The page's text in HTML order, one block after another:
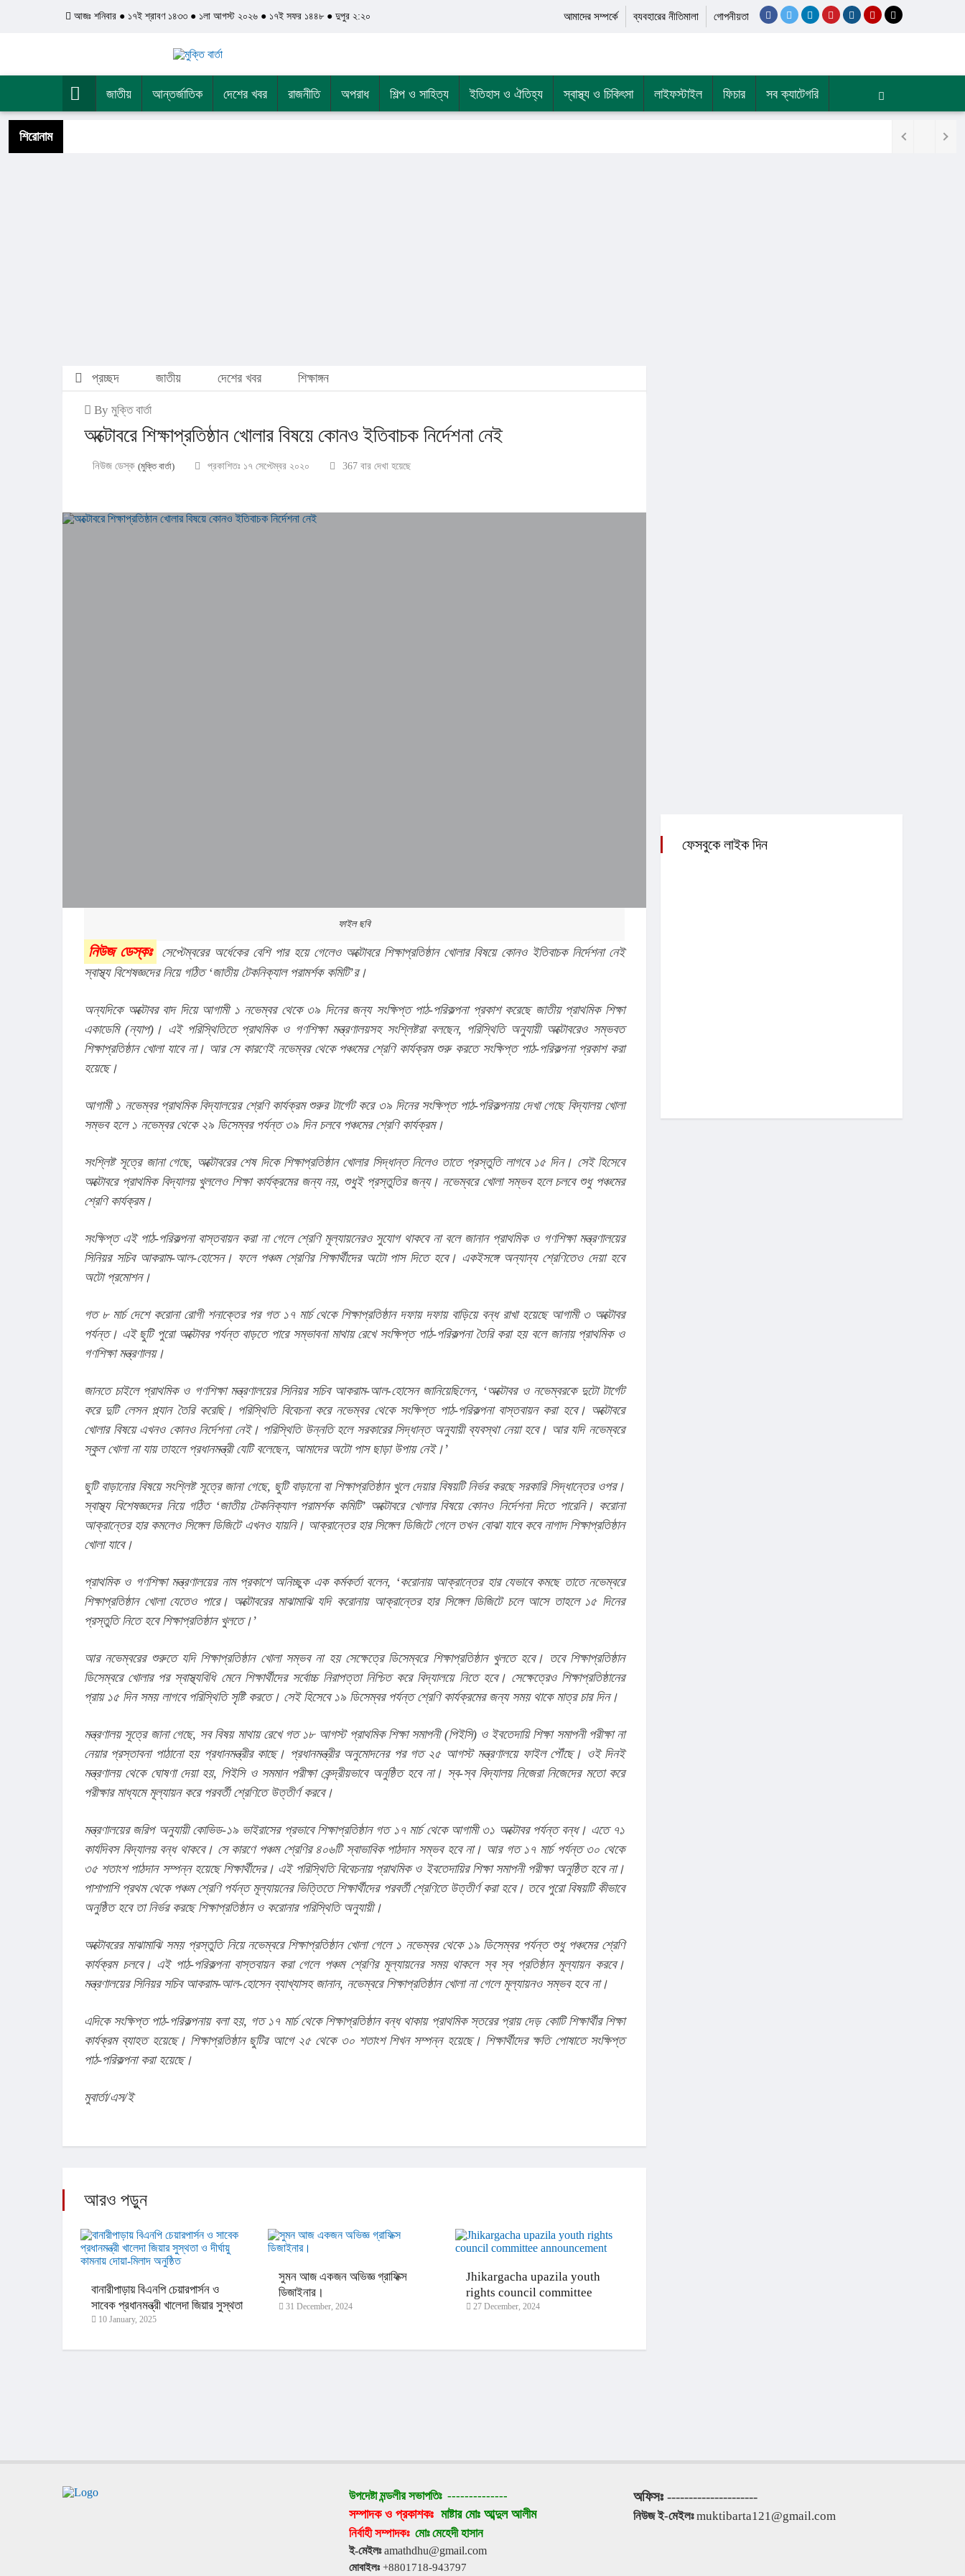
আজঃ শনিবার ● ১৭ই শ্রাবণ ১৪৩৩ ● ১লা আগস্ট ২০২৬ ● ১৭ই সফর ১৪৪৮ ● দুপুর ২:২০ আমাদের সম্পর্কে ব্যবহারের নীতিমালা গোপনীয়তা
জাতীয় আন্তর্জাতিক দেশের খবর রাজনীতি অপরাধ শিল্প ও সাহিত্য ইতিহাস ও ঐতিহ্য স্বাস্থ্য ও চিকিৎসা লাইফস্টাইল ফিচার সব ক্যাটেগরি
শিরোনাম
প্রচ্ছদ জাতীয় দেশের খবর শিক্ষাঙ্গন
By মুক্তি বার্তা
অক্টোবরে শিক্ষাপ্রতিষ্ঠান খোলার বিষয়ে কোনও ইতিবাচক নির্দেশনা নেই
নিউজ ডেস্ক (মুক্তি বার্তা) প্রকাশিতঃ ১৭ সেপ্টেম্বর ২০২০ 367 বার দেখা হয়েছে
ফাইল ছবি
নিউজ ডেস্কঃ
সেপ্টেম্বরের অর্ধেকের বেশি পার হয়ে গেলেও অক্টোবরে শিক্ষাপ্রতিষ্ঠান খোলার বিষয়ে কোনও ইতিবাচক নির্দেশনা নেই
স্বাস্থ্য বিশেষজ্ঞদের নিয়ে গঠিত ‘জাতীয় টেকনিক্যাল পরামর্শক কমিটি’র।
অন্যদিকে অক্টোবর বাদ দিয়ে আগামী ১ নভেম্বর থেকে ৩৯ দিনের জন্য সংক্ষিপ্ত পাঠ-পরিকল্পনা প্রকাশ করেছে জাতীয় প্রাথমিক শিক্ষা
একাডেমি (ন্যাপ)। এই পরিস্থিতিতে প্রাথমিক ও গণশিক্ষা মন্ত্রণালয়সহ সংশ্লিষ্টরা বলছেন, পরিস্থিতি অনুযায়ী অক্টোবরেও সম্ভবত
শিক্ষাপ্রতিষ্ঠান খোলা যাবে না। আর সে কারণেই নভেম্বর থেকে পঞ্চমের শ্রেণি কার্যক্রম শুরু করতে সংক্ষিপ্ত পাঠ-পরিকল্পনা প্রকাশ করা
হয়েছে।
আগামী ১ নভেম্বর প্রাথমিক বিদ্যালয়ের শ্রেণি কার্যক্রম শুরুর টার্গেট করে ৩৯ দিনের সংক্ষিপ্ত পাঠ-পরিকল্পনায় দেখা গেছে বিদ্যালয় খোলা
সম্ভব হলে ১ নভেম্বর থেকে ২৯ ডিসেম্বর পর্যন্ত ৩৯ দিন চলবে পঞ্চমের শ্রেণি কার্যক্রম।
সংশ্লিষ্ট সূত্রে জানা গেছে, অক্টোবরের শেষ দিকে শিক্ষাপ্রতিষ্ঠান খোলার সিদ্ধান্ত নিলেও তাতে প্রস্তুতি লাগবে ১৫ দিন। সেই হিসেবে
অক্টোবরে প্রাথমিক বিদ্যালয় খুললেও শিক্ষা কার্যক্রমের জন্য নয়, শুধুই প্রস্তুতির জন্য। নভেম্বরে খোলা সম্ভব হলে চলবে শুধু পঞ্চমের
শ্রেণি কার্যক্রম।
সংক্ষিপ্ত এই পাঠ-পরিকল্পনা বাস্তবায়ন করা না গেলে শ্রেণি মূল্যায়নেরও সুযোগ থাকবে না বলে জানান প্রাথমিক ও গণশিক্ষা মন্ত্রণালয়ের
সিনিয়র সচিব আকরাম-আল-হোসেন। ফলে পঞ্চম শ্রেণির শিক্ষার্থীদের অটো পাস দিতে হবে। একইসঙ্গে অন্যান্য শ্রেণিতেও দেয়া হবে
অটো প্রমোশন।
গত ৮ মার্চ দেশে করোনা রোগী শনাক্তের পর গত ১৭ মার্চ থেকে শিক্ষাপ্রতিষ্ঠান দফায় দফায় বাড়িয়ে বন্ধ রাখা হয়েছে আগামী ৩ অক্টোবর
পর্যন্ত। এই ছুটি পুরো অক্টোবর পর্যন্ত বাড়তে পারে সম্ভাবনা মাথায় রেখে সংক্ষিপ্ত পাঠ-পরিকল্পনা তৈরি করা হয় বলে জানায় প্রাথমিক ও
গণশিক্ষা মন্ত্রণালয়।
জানতে চাইলে প্রাথমিক ও গণশিক্ষা মন্ত্রণালয়ের সিনিয়র সচিব আকরাম-আল-হোসেন জানিয়েছিলেন, ‘অক্টোবর ও নভেম্বরকে দুটো টার্গেট
করে দুটি লেসন প্ল্যান তৈরি করেছি। পরিস্থিতি বিবেচনা করে নভেম্বর থেকে সংক্ষিপ্ত পাঠ-পরিকল্পনা বাস্তবায়ন করা হবে। অক্টোবরে
খোলার বিষয়ে এখনও কোনও নির্দেশনা নেই। পরিস্থিতি উন্নতি হলে সরকারের সিদ্ধান্ত অনুযায়ী ব্যবস্থা নেয়া হবে। আর যদি নভেম্বরে
স্কুল খোলা না যায় তাহলে প্রধানমন্ত্রী যেটি বলেছেন, আমাদের অটো পাস ছাড়া উপায় নেই।’
ছুটি বাড়ানোর বিষয়ে সংশ্লিষ্ট সূত্রে জানা গেছে, ছুটি বাড়ানো বা শিক্ষাপ্রতিষ্ঠান খুলে দেয়ার বিষয়টি নির্ভর করছে সরকারি সিদ্ধান্তের ওপর।
স্বাস্থ্য বিশেষজ্ঞদের নিয়ে গঠিত ‘জাতীয় টেকনিক্যাল পরামর্শক কমিটি’ অক্টোবরে খোলার বিষয়ে কোনও নির্দেশনা দিতে পারেনি। করোনা
আক্রান্তের হার কমলেও সিঙ্গেল ডিজিটে এখনও যায়নি। আক্রান্তের হার সিঙ্গেল ডিজিটে গেলে তখন বোঝা যাবে কবে নাগাদ শিক্ষাপ্রতিষ্ঠান
খোলা যাবে।
প্রাথমিক ও গণশিক্ষা মন্ত্রণালয়ের নাম প্রকাশে অনিচ্ছুক এক কর্মকর্তা বলেন, ‘করোনায় আক্রান্তের হার যেভাবে কমছে তাতে নভেম্বরে
শিক্ষাপ্রতিষ্ঠান খোলা যেতেও পারে। অক্টোবরের মাঝামাঝি যদি করোনায় আক্রান্তের হার সিঙ্গেল ডিজিটে চলে আসে তাহলে ১৫ দিনের
প্রস্তুতি নিতে হবে শিক্ষাপ্রতিষ্ঠান খুলতে।’
আর নভেম্বরের শুরুতে যদি শিক্ষাপ্রতিষ্ঠান খোলা সম্ভব না হয় সেক্ষেত্রে ডিসেম্বরে শিক্ষাপ্রতিষ্ঠান খুলতে হবে। তবে শিক্ষাপ্রতিষ্ঠান
ডিসেম্বরে খোলার পর স্বাস্থ্যবিধি মেনে শিক্ষার্থীদের সর্বোচ্চ নিরাপত্তা নিশ্চিত করে বিদ্যালয়ে নিতে হবে। সেক্ষেত্রেও শিক্ষাপ্রতিষ্ঠানের
প্রায় ১৫ দিন সময় লাগবে পরিস্থিতি সৃষ্টি করতে। সেই হিসেবে ১৯ ডিসেম্বর পর্যন্ত শ্রেণি কার্যক্রমের জন্য সময় থাকে মাত্র চার দিন।
মন্ত্রণালয় সূত্রে জানা গেছে, সব বিষয় মাথায় রেখে গত ১৮ আগস্ট প্রাথমিক শিক্ষা সমাপনী (পিইসি) ও ইবতেদায়ি শিক্ষা সমাপনী পরীক্ষা না
নেয়ার প্রস্তাবনা পাঠানো হয় প্রধানমন্ত্রীর কাছে। প্রধানমন্ত্রীর অনুমোদনের পর গত ২৫ আগস্ট মন্ত্রণালয়ে ফাইল পৌঁছে। ওই দিনই
মন্ত্রণালয় থেকে ঘোষণা দেয়া হয়, পিইসি ও সমমান পরীক্ষা কেন্দ্রীয়ভাবে অনুষ্ঠিত হবে না। স্ব-স্ব বিদ্যালয় নিজেরা নিজেদের মতো করে
পরীক্ষার মাধ্যমে মূল্যায়ন করে পরবর্তী শ্রেণিতে উত্তীর্ণ করবে।
মন্ত্রণালয়ের জরিপ অনুযায়ী কোভিড-১৯ ভাইরাসের প্রভাবে শিক্ষাপ্রতিষ্ঠান গত ১৭ মার্চ থেকে আগামী ৩১ অক্টোবর পর্যন্ত বন্ধ। এতে ৭১
কার্যদিবস বিদ্যালয় বন্ধ থাকবে। সে কারণে পঞ্চম শ্রেণির ৪০৬টি স্বাভাবিক পাঠদান সম্ভব হবে না। আর গত ১৭ মার্চ পর্যন্ত ৩০ থেকে
৩৫ শতাংশ পাঠদান সম্পন্ন হয়েছে শিক্ষার্থীদের। এই পরিস্থিতি বিবেচনায় প্রাথমিক ও ইবতেদায়ির শিক্ষা সমাপনী পরীক্ষা অনুষ্ঠিত হবে না।
পাশাপাশি প্রথম থেকে পঞ্চম শ্রেণি পর্যন্ত মূল্যায়নের ভিত্তিতে শিক্ষার্থীদের পরবর্তী শ্রেণিতে উত্তীর্ণ করা হবে। তবে পুরো বিষয়টি কীভাবে
অনুষ্ঠিত হবে তা নির্ভর করছে শিক্ষাপ্রতিষ্ঠান ও করোনার পরিস্থিতি অনুযায়ী।
অক্টোবরের মাঝামাঝি সময় প্রস্তুতি নিয়ে নভেম্বরে শিক্ষাপ্রতিষ্ঠান খোলা গেলে ১ নভেম্বর থেকে ১৯ ডিসেম্বর পর্যন্ত শুধু পঞ্চমের শ্রেণি
কার্যক্রম চলবে। এই পাঠ-পরিকল্পনা বাস্তবায়ন করা গেলে পঞ্চম শ্রেণির মূল্যায়নের সময় থাকলে স্ব স্ব প্রতিষ্ঠান মূল্যায়ন করবে।
মন্ত্রণালয়ের সিনিয়র সচিব আকরাম-আল-হোসেন ব্যাখ্যাসহ জানান, নভেম্বরে শিক্ষাপ্রতিষ্ঠান খোলা না গেলে মূল্যায়নও সম্ভব হবে না।
এদিকে সংক্ষিপ্ত পাঠ-পরিকল্পনায় বলা হয়, গত ১৭ মার্চ থেকে শিক্ষাপ্রতিষ্ঠান বন্ধ থাকায় প্রাথমিক স্তরের প্রায় দেড় কোটি শিক্ষার্থীর শিক্ষা
কার্যক্রম ব্যাহত হয়েছে। শিক্ষাপ্রতিষ্ঠান ছুটির আগে ২৫ থেকে ৩০ শতাংশ শিখন সম্পন্ন হয়েছে। শিক্ষার্থীদের ক্ষতি পোষাতে সংক্ষিপ্ত
পাঠ-পরিকল্পনা করা হয়েছে।
মুবার্তা/এস/ই
আরও পড়ুন
বানারীপাড়ায় বিএনপি চেয়ারপার্সন ও
সাবেক প্রধানমন্ত্রী খালেদা জিয়ার সুস্থতা
ও দীর্ঘায়ু কামনায় দোয়া-মিলাদ অনুষ্ঠিত
10 January, 2025
সুমন আজ একজন অভিজ্ঞ গ্রাফিক্স
ডিজাইনার।
31 December, 2024
Jhikargacha upazila youth
rights council committee
announcement
27 December, 2024
ফেসবুকে লাইক দিন
উপদেষ্টা মন্ডলীর সভাপতিঃ --------------
সম্পাদক ও প্রকাশকঃ মাষ্টার মোঃ আব্দুল আলীম
নির্বাহী সম্পাদকঃ মোঃ মেহেদী হাসান
ই-মেইলঃ amathdhu@gmail.com
মোবাইলঃ +8801718-943797
অফিসঃ ---------------------
নিউজ ই-মেইলঃ muktibarta121@gmail.com